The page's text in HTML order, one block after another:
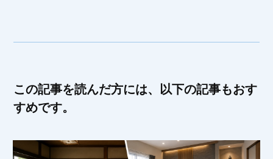
この記事を読んだ方には、以下の記事もおす
すめです。